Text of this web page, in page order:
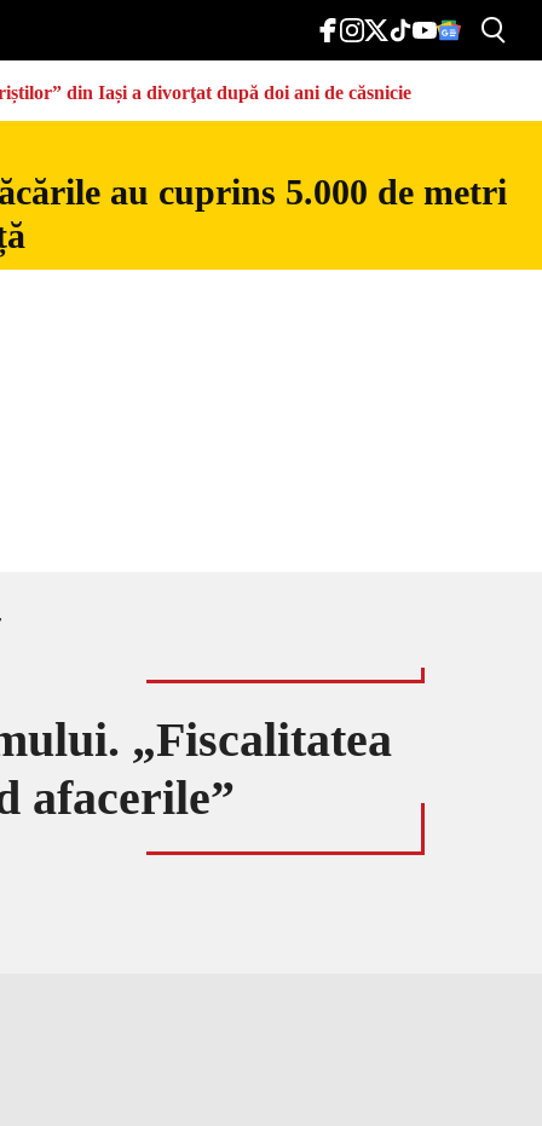
din Iași a divorţat după doi ani de căsnicie
au cuprins 5.000 de metri
„Fiscalitatea
afacerile”